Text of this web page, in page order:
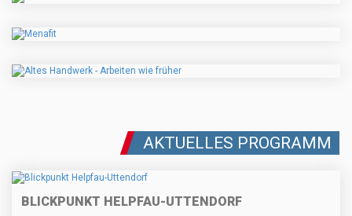
AKTUELLES PROGRAMM
BLICKPUNKT HELPFAU-UTTENDORF